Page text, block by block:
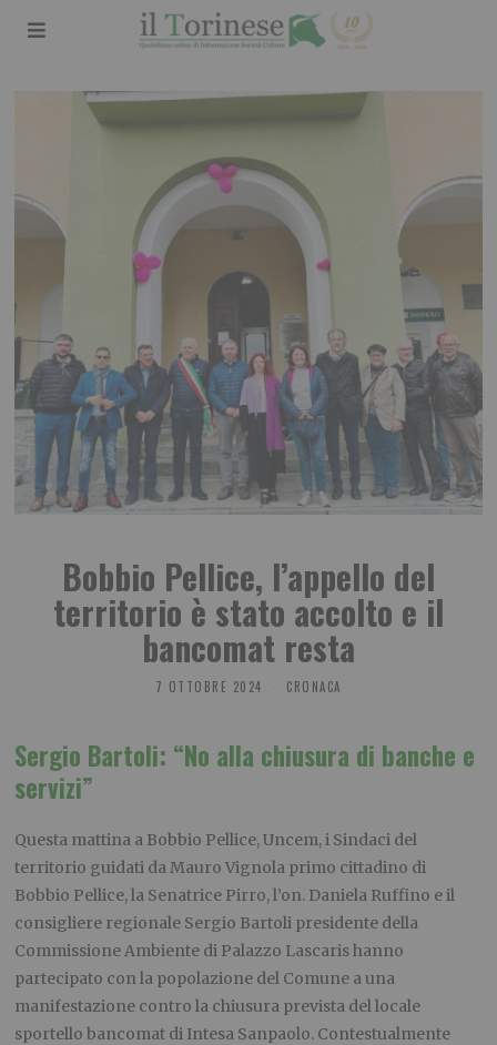
Bobbio Pellice, l’appello del
territorio è stato accolto e il
bancomat resta
7 OTTOBRE 2024 CRONACA
Sergio Bartoli: “No alla chiusura di banche e
servizi”
Questa mattina a Bobbio Pellice, Uncem, i Sindaci del
territorio guidati da Mauro Vignola primo cittadino di
Bobbio Pellice, la Senatrice Pirro, l’on. Daniela Ruffino e il
consigliere regionale Sergio Bartoli presidente della
Commissione Ambiente di Palazzo Lascaris hanno
partecipato con la popolazione del Comune a una
manifestazione contro la chiusura prevista del locale
sportello bancomat di Intesa Sanpaolo. Contestualmente